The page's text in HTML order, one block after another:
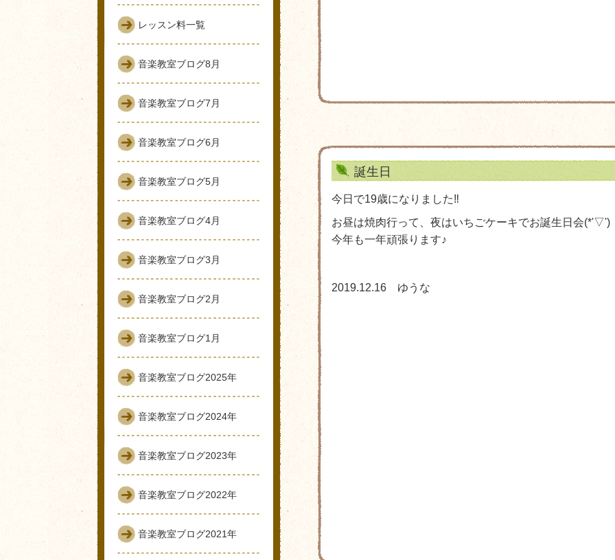
誕生日
今日で19歳になりました‼
お昼は焼肉行って、夜はいちごケーキでお誕生日会(*'▽')
今年も一年頑張ります♪
2019.12.16 ゆうな
レッスン料一覧
音楽教室ブログ8月
音楽教室ブログ7月
音楽教室ブログ6月
音楽教室ブログ5月
音楽教室ブログ4月
音楽教室ブログ3月
音楽教室ブログ2月
音楽教室ブログ1月
音楽教室ブログ2025年
音楽教室ブログ2024年
音楽教室ブログ2023年
音楽教室ブログ2022年
音楽教室ブログ2021年